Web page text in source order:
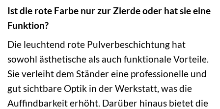
Ist die rote Farbe nur zur Zierde oder hat sie eine
Funktion?
Die leuchtend rote Pulverbeschichtung hat
sowohl ästhetische als auch funktionale Vorteile.
Sie verleiht dem Ständer eine professionelle und
gut sichtbare Optik in der Werkstatt, was die
Auffindbarkeit erhöht. Darüber hinaus bietet die